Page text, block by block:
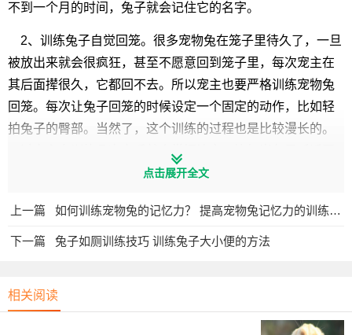
不到一个月的时间，兔子就会记住它的名字。
2、训练兔子自觉回笼。很多宠物兔在笼子里待久了，一旦
被放出来就会很疯狂，甚至不愿意回到笼子里，每次宠主在
其后面撵很久，它都回不去。所以宠主也要严格训练宠物兔
回笼。每次让兔子回笼的时候设定一个固定的动作，比如轻
拍兔子的臀部。当然了，这个训练的过程也是比较漫长的。
不过宠主多训练几次之后就会掌握诀窍，比如当兔子听话回
到笼子后同样给予其奖励，让兔子直到回到笼子里有奖励，
点击展开全文
上一篇 如何训练宠物兔的记忆力？ 提高宠物兔记忆力的训练方法
下一篇 兔子如厕训练技巧 训练兔子大小便的方法
相关阅读